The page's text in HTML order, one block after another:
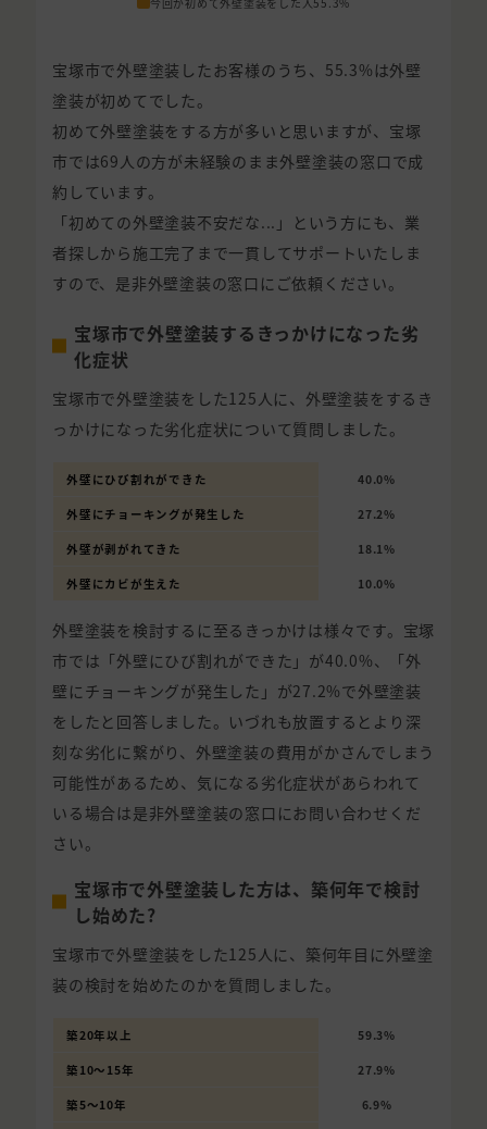
宝塚市で外壁塗装したお客様のうち、55.3%は外壁
塗装が初めてでした。
初めて外壁塗装をする方が多いと思いますが、宝塚
市では69人の方が未経験のまま外壁塗装の窓口で成
約しています。
「初めての外壁塗装不安だな...」という方にも、業
者探しから施工完了まで一貫してサポートいたしま
すので、是非外壁塗装の窓口にご依頼ください。
宝塚市で外壁塗装するきっかけになった劣
化症状
宝塚市で外壁塗装をした125人に、外壁塗装をするき
っかけになった劣化症状について質問しました。
外壁にひび割れができた 40.0%
外壁にチョーキングが発生した 27.2%
外壁が剥がれてきた 18.1%
外壁にカビが生えた 10.0%
外壁塗装を検討するに至るきっかけは様々です。宝塚
市では「外壁にひび割れができた」が40.0%、「外
壁にチョーキングが発生した」が27.2%で外壁塗装
をしたと回答しました。いづれも放置するとより深
刻な劣化に繋がり、外壁塗装の費用がかさんでしまう
可能性があるため、気になる劣化症状があらわれて
いる場合は是非外壁塗装の窓口にお問い合わせくだ
さい。
宝塚市で外壁塗装した方は、築何年で検討
し始めた?
宝塚市で外壁塗装をした125人に、築何年目に外壁塗
装の検討を始めたのかを質問しました。
築20年以上 59.3%
築10〜15年 27.9%
築5〜10年 6.9%